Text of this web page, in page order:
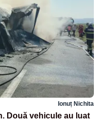
Ionuț Nichita
Două vehicule au luat